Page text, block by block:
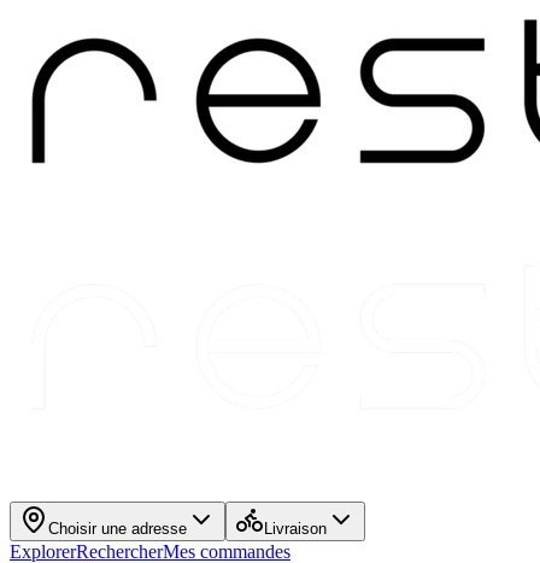
Choisir une adresse Livraison
ExplorerRechercherMes commandes